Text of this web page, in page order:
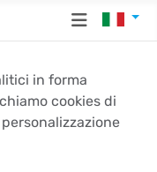
in forma
cookies di